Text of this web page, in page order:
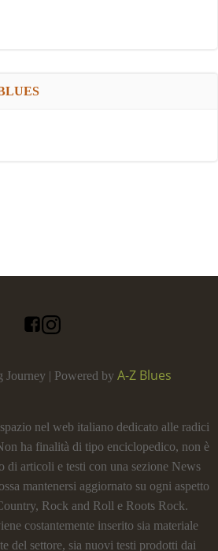
| Powered by A-Z Blues
nel web italiano dedicato alle radici
ha finalità di tipo enciclopedico, non è
di articoli e testi con una sezione News
mantenersi aggiornato su ogni aspetto
Rock and Roll e Roots Rock.
costantemente inserito sia materiale
del settore, sia nuovi testi prodotti dai